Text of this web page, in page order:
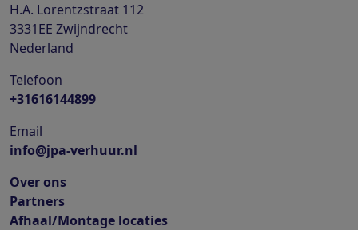
H.A. Lorentzstraat 112
3331EE Zwijndrecht
Nederland
Telefoon
+31616144899
Email
info@jpa-verhuur.nl
Over ons
Partners
Afhaal/Montage locaties